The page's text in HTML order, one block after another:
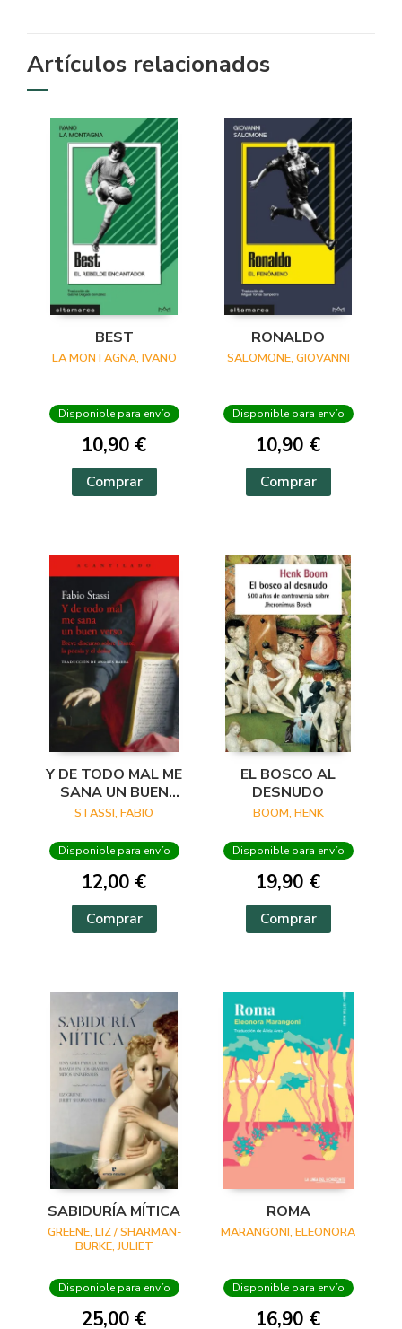
Artículos relacionados
BEST
LA MONTAGNA, IVANO
Disponible para envío
10,90 €
Comprar
RONALDO
SALOMONE, GIOVANNI
Disponible para envío
10,90 €
Comprar
Y DE TODO MAL ME
SANA UN BUEN
VERSO
STASSI, FABIO
Disponible para envío
12,00 €
Comprar
EL BOSCO AL
DESNUDO
BOOM, HENK
Disponible para envío
19,90 €
Comprar
SABIDURÍA MÍTICA
GREENE, LIZ / SHARMAN-
BURKE, JULIET
Disponible para envío
25,00 €
ROMA
MARANGONI, ELEONORA
Disponible para envío
16,90 €